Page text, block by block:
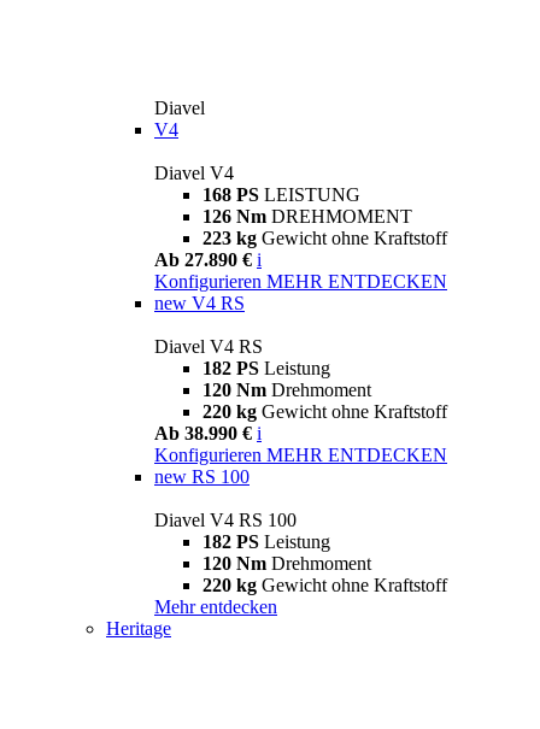
Diavel
V4
Diavel V4
168 PS LEISTUNG
126 Nm DREHMOMENT
223 kg Gewicht ohne Kraftstoff
Ab 27.890 € i
Konfigurieren MEHR ENTDECKEN
new V4 RS
Diavel V4 RS
182 PS Leistung
120 Nm Drehmoment
220 kg Gewicht ohne Kraftstoff
Ab 38.990 € i
Konfigurieren MEHR ENTDECKEN
new RS 100
Diavel V4 RS 100
182 PS Leistung
120 Nm Drehmoment
220 kg Gewicht ohne Kraftstoff
Mehr entdecken
Heritage